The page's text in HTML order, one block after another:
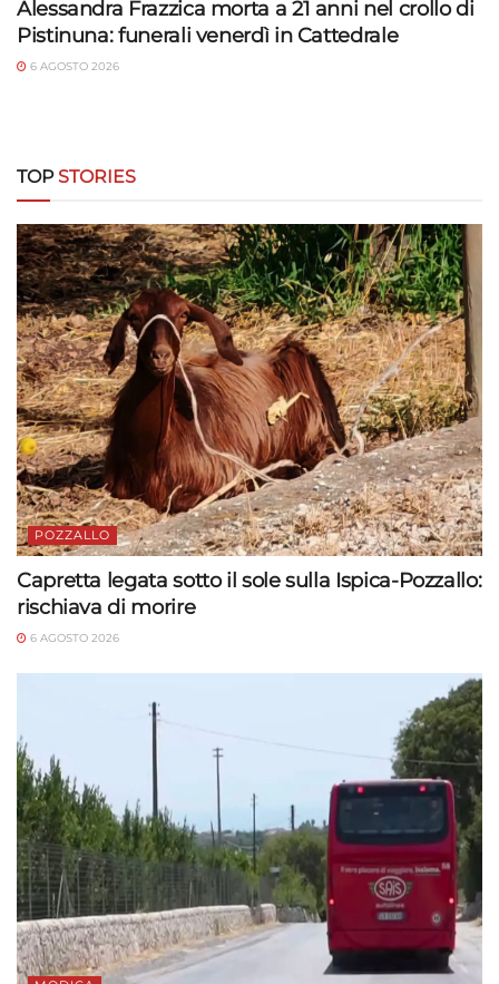
Alessandra Frazzica morta a 21 anni nel crollo di
Pistinuna: funerali venerdì in Cattedrale
6 AGOSTO 2026
TOPSTORIES
POZZALLO
Capretta legata sotto il sole sulla Ispica-Pozzallo:
rischiava di morire
6 AGOSTO 2026